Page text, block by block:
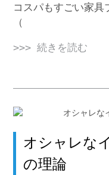
コスパもすごい家具
（
>>> 続きを読む
オシャレな
の理論